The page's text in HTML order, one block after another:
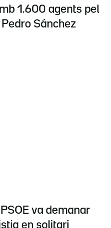
1.600 agents pel
Sánchez
va demanar
en solitari